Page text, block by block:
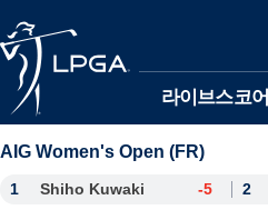
라이브스코어
AIG Women's Open (FR)
1 Shiho Kuwaki -5 2